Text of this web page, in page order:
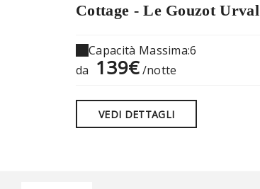
Cottage - Le Gouzot Urval
Capacità Massima:6
da 139€/notte
VEDI DETTAGLI